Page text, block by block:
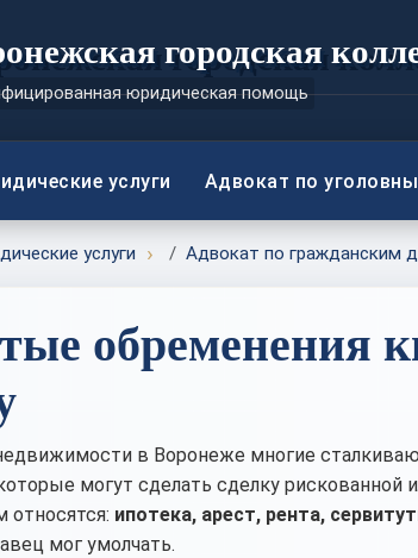
городская
юридическая помощь
услуги Адвокат по
услуги Адвокат по гражданским
обременения
в Воронеже многие
могут сделать сделку
относятся: ипотека, арест, рента,
мог умолчать.